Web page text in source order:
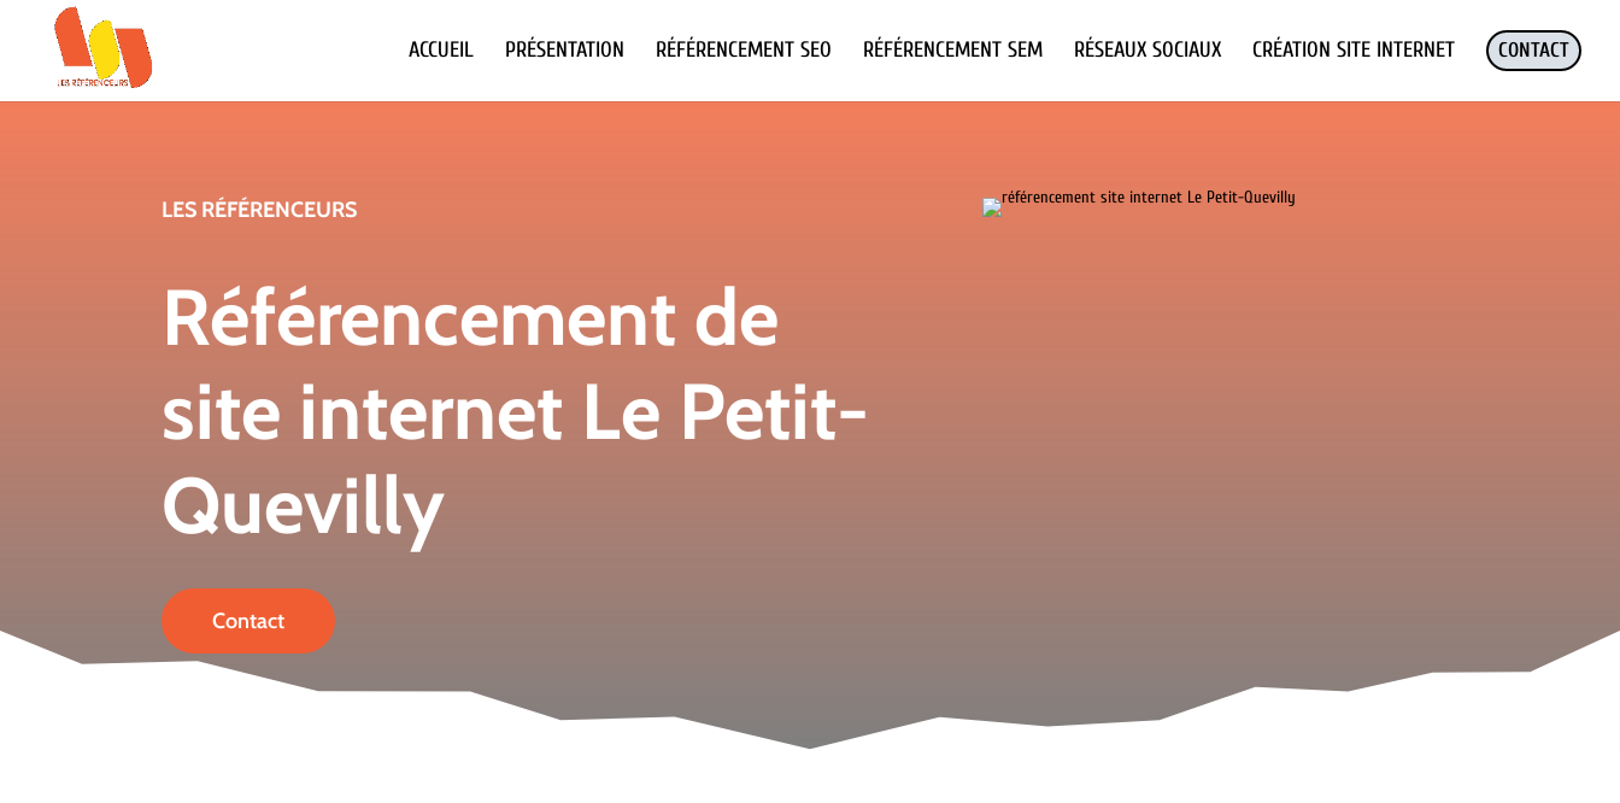
ACCUEIL PRÉSENTATION RÉFÉRENCEMENT SEO RÉFÉRENCEMENT SEM RÉSEAUX SOCIAUX CRÉATION SITE INTERNET CONTACT
LES RÉFÉRENCEURS
Référencement de
site internet Le Petit-
Quevilly
Contact